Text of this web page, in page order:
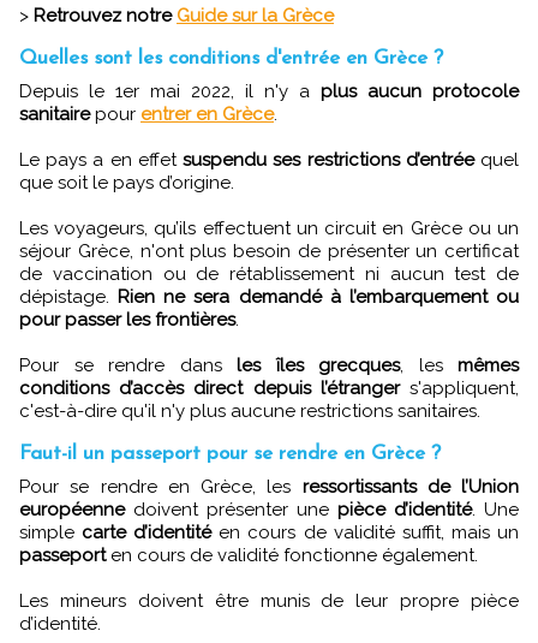
> Retrouvez notre Guide sur la Grèce
Quelles sont les conditions d'entrée en Grèce ?
Depuis le 1er mai 2022, il n'y a plus aucun protocole
sanitairepour entrer en Grèce.
Le pays a en effetsuspendu ses restrictions d’entréequel
que soit le pays d’origine.
Les voyageurs, qu’ils effectuent un circuit en Grèce ou un
séjour Grèce, n'ont plus besoin de présenter un certificat
de vaccination ou de rétablissement ni aucun test de
dépistage. Rien ne sera demandé à l’embarquement ou
pour passer les frontières.
Pour se rendre dans les îles grecques, les mêmes
conditions d’accès direct depuis l’étrangers'appliquent,
c'est-à-dire qu'il n'y plus aucune restrictions sanitaires.
Faut-il un passeport pour se rendre en Grèce ?
Pour se rendre en Grèce, les ressortissants de l’Union
européennedoivent présenter une pièce d’identité. Une
simple carte d’identitéen cours de validité suffit, mais un
passeport en cours de validité fonctionne également.
Les mineurs doivent être munis de leur propre pièce
d’identité.